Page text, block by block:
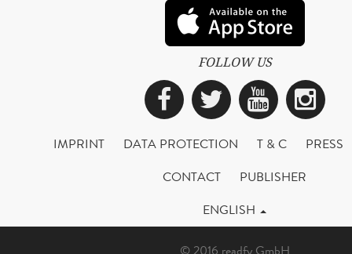
FOLLOW US
Facebook
Twitter
IMPRINT DATA PROTECTION T & C
PRESS
CONTACT
PUBLISHER
ENGLISH